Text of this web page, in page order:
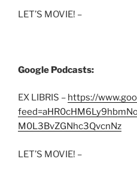
LET’S MOVIE! –
Google Podcasts:
EX LIBRIS – https://
M0L3BvZGNhc3QvcnNz
LET’S MOVIE! –